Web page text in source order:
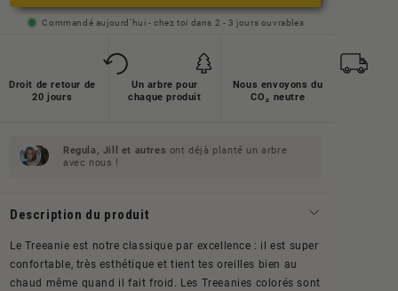
verfügbar
Commandé aujourd'hui - chez toi dans 2 - 3 jours ouvrables
Droit de retour de
20 jours
Un arbre pour
chaque produit
Nous envoyons du
CO₂ neutre
Regula, Jill et autres ont déjà planté un arbre
avec nous !
Description du produit
Le Treeanie est notre classique par excellence : il est super
confortable, très esthétique et tient tes oreilles bien au
chaud même quand il fait froid. Les Treeanies colorés sont